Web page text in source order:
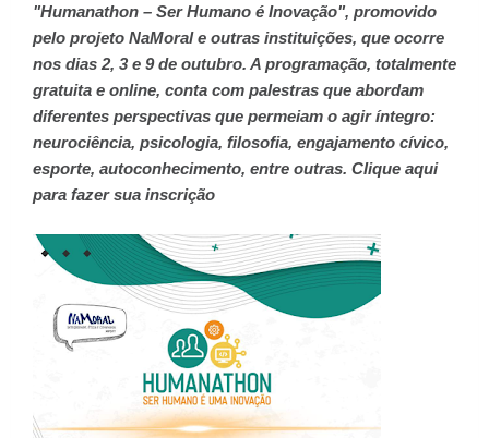
"Humanathon – Ser Humano é Inovação", promovido
pelo projeto NaMoral e outras instituições, que ocorre
nos dias 2, 3 e 9 de outubro. A programação, totalmente
gratuita e online, conta com palestras que abordam
diferentes perspectivas que permeiam o agir íntegro:
neurociência, psicologia, filosofia, engajamento cívico,
esporte, autoconhecimento, entre outras. Clique aqui
para fazer sua inscrição